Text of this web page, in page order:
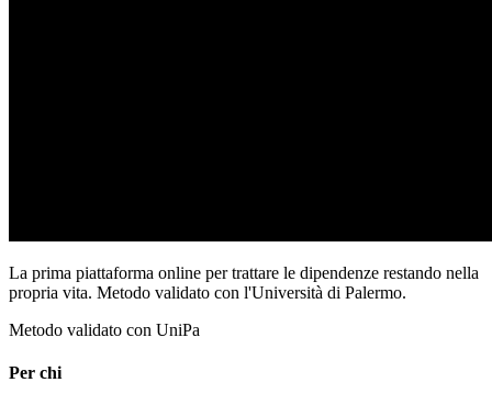
La prima piattaforma online per trattare le dipendenze restando nella
propria vita. Metodo validato con l'Università di Palermo.
Metodo validato con UniPa
Per chi